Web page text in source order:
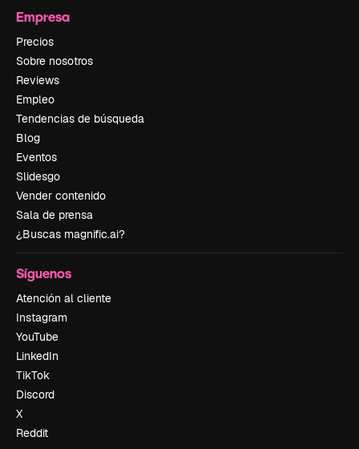
Empresa
Precios
Sobre nosotros
Reviews
Empleo
Tendencias de búsqueda
Blog
Eventos
Slidesgo
Vender contenido
Sala de prensa
¿Buscas magnific.ai?
Síguenos
Atención al cliente
Instagram
YouTube
LinkedIn
TikTok
Discord
X
Reddit